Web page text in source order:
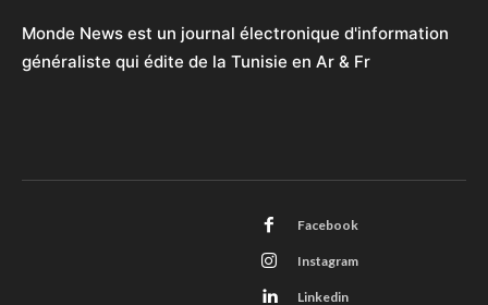
Monde News est un journal électronique d'information
généraliste qui édite de la Tunisie en Ar & Fr
Facebook
Instagram
Linkedin